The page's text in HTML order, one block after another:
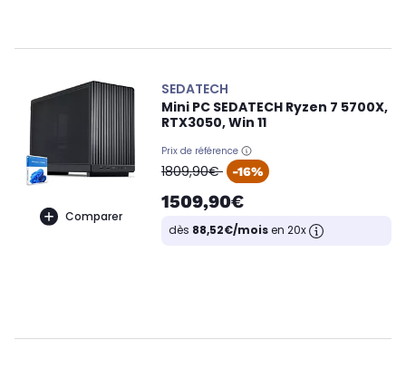
Comparer
SEDATECH
Mini PC SEDATECH Ryzen 7 5700X,
RTX3050, Win 11
Prix de référence
oldPrice
1809,90€ -16%
1509,90€
dès 88,52€/moisen 20x